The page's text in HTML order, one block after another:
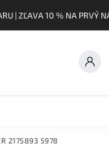
| ZĽAVA 10 % NA PRVÝ
2175893 5978